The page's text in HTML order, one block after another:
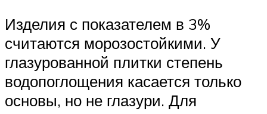
Изделия с показателем в 3%
считаются морозостойкими. У
глазурованной плитки степень
водопоглощения касается только
основы, но не глазури. Для